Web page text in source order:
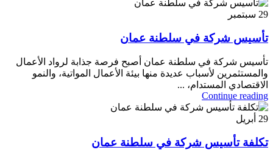
29 سبتمبر
تأسيس شركة في سلطنة عمان
تأسيس شركة في سلطنة عمان أصبح فرصة جذابة لرواد الأعمال
والمستثمرين لأسباب عديدة منها بيئة الأعمال المواتية، والنمو
الاقتصادي المستدام، ...
Continue reading
29 أبريل
تكلفة تأسيس شركة في سلطنة عمان